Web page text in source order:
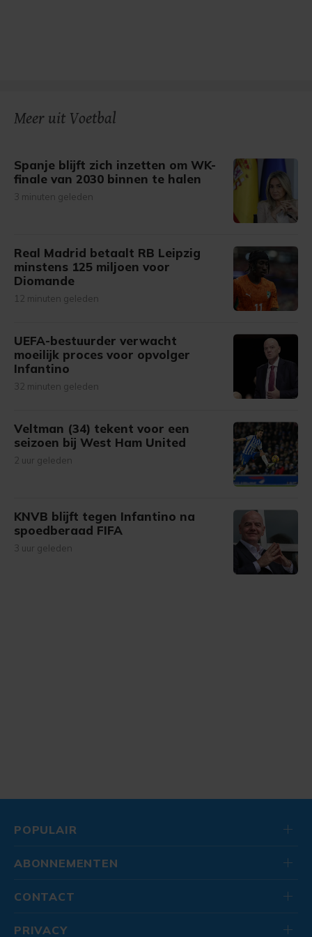
Meer uit Voetbal
Spanje blijft zich inzetten om WK-
finale van 2030 binnen te halen
3 minuten geleden
Real Madrid betaalt RB Leipzig
minstens 125 miljoen voor
Diomande
12 minuten geleden
UEFA-bestuurder verwacht
moeilijk proces voor opvolger
Infantino
32 minuten geleden
Veltman (34) tekent voor een
seizoen bij West Ham United
2 uur geleden
KNVB blijft tegen Infantino na
spoedberaad FIFA
3 uur geleden
POPULAIR
ABONNEMENTEN
CONTACT
PRIVACY